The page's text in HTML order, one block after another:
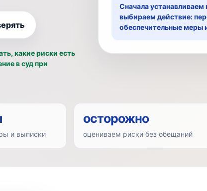
какие риски есть
в суд при
Сначала
выбираем действие:
обеспечительные меры
и выписки
осторожно
оцениваем риски без обещаний